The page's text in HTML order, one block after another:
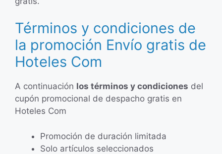
Términos y condiciones de
la promoción Envío gratis de
Hoteles Com
A continuación los términos y condiciones del
cupón promocional de despacho gratis en
Hoteles Com
Promoción de duración limitada
Solo artículos seleccionados